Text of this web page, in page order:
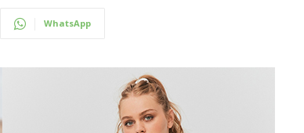
WhatsApp